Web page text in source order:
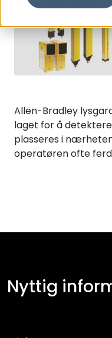
Allen-Bradley
laget for å
plasseres i
operatøren ofte
Nyttig